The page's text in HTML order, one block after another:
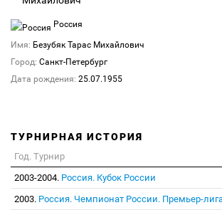
Россия
Имя: Безубяк Тарас Михайлович
Город: Санкт-Петербург
Дата рождения: 25.07.1955
ТУРНИРНАЯ ИСТОРИЯ
Год. Турнир
2003-2004. Россия. Кубок России
2003. Россия. Чемпионат России. Премьер-